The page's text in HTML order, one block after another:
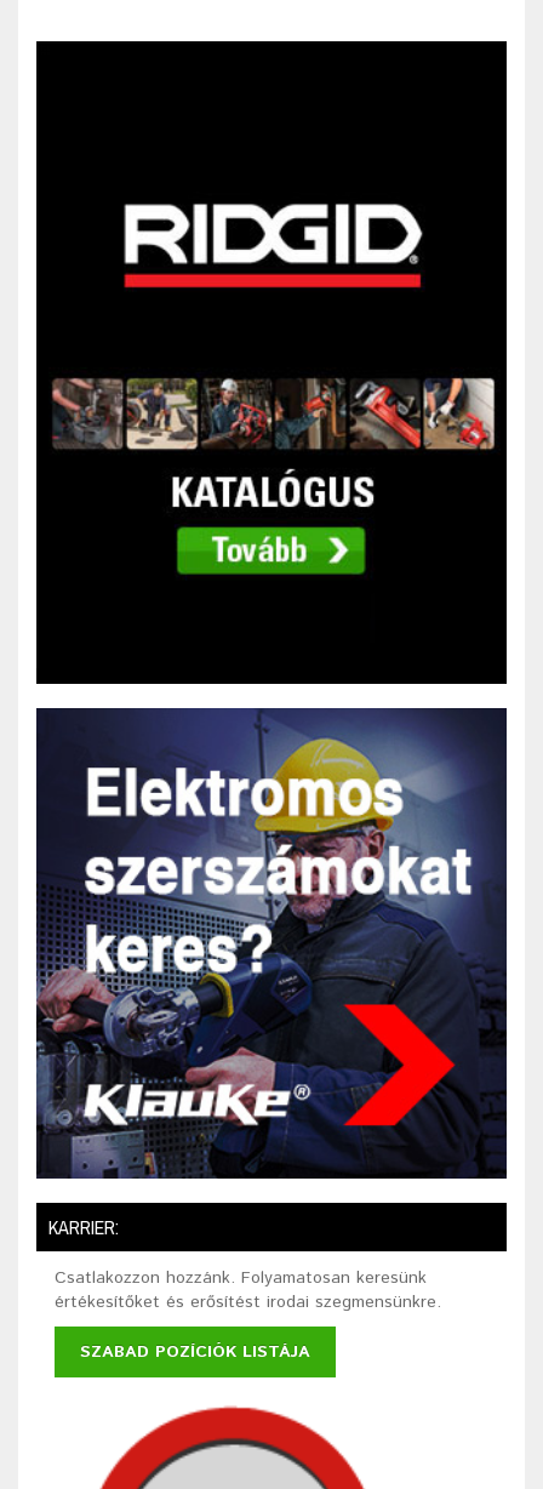
KARRIER:
Csatlakozzon hozzánk. Folyamatosan keresünk
értékesítőket és erősítést irodai szegmensünkre.
SZABAD POZÍCIÓK LISTÁJA